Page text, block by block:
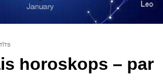
horoskops – par